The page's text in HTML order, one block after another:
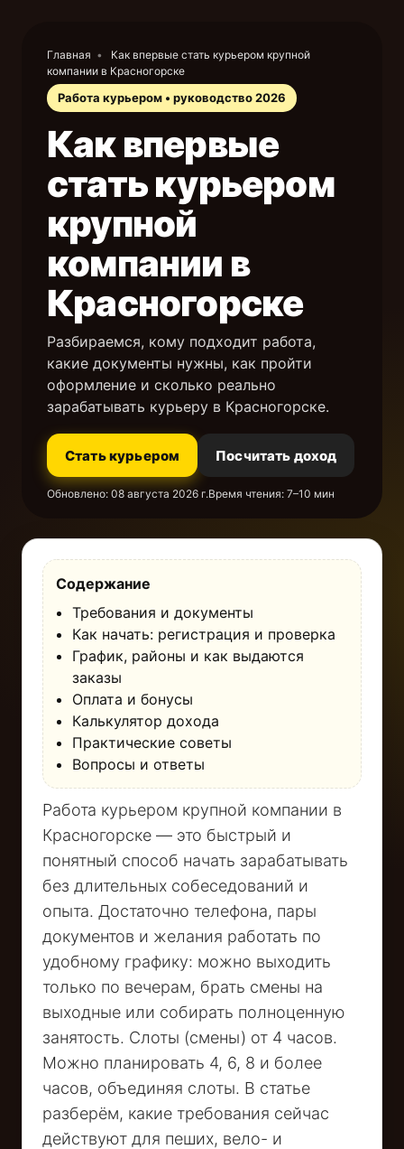
Главная •
Как впервые стать курьером крупной
компании в Красногорске
Работа курьером • руководство 2026
Как впервые
стать курьером
крупной
компании в
Красногорске
Разбираемся, кому подходит работа,
какие документы нужны, как пройти
оформление и сколько реально
зарабатывать курьеру в Красногорске.
Стать курьером Посчитать доход
Обновлено: 08 августа 2026 г.Время чтения: 7–10 мин
Содержание
Требования и документы
Как начать: регистрация и проверка
График, районы и как выдаются
заказы
Оплата и бонусы
Калькулятор дохода
Практические советы
Вопросы и ответы
Работа курьером крупной компании в
Красногорске — это быстрый и
понятный способ начать зарабатывать
без длительных собеседований и
опыта. Достаточно телефона, пары
документов и желания работать по
удобному графику: можно выходить
только по вечерам, брать смены на
выходные или собирать полноценную
занятость. Слоты (смены) от 4 часов.
Можно планировать 4, 6, 8 и более
часов, объединяя слоты. В статье
разберём, какие требования сейчас
действуют для пеших, вело- и